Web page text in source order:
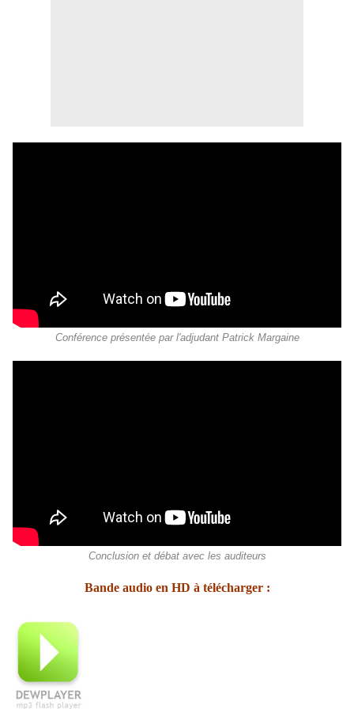
Conférence présentée par l'adjudant Patrick Margaine
Conclusion et débat avec les auditeurs
Bande audio en HD à télécharger :